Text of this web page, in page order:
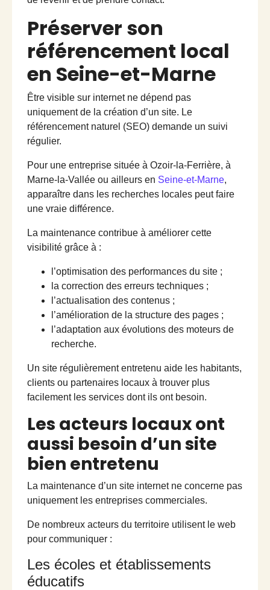
Préserver son
référencement local
en Seine-et-Marne
Être visible sur internet ne dépend pas
uniquement de la création d’un site. Le
référencement naturel (SEO) demande un suivi
régulier.
Pour une entreprise située à Ozoir-la-Ferrière, à
Marne-la-Vallée ou ailleurs en Seine-et-Marne,
apparaître dans les recherches locales peut faire
une vraie différence.
La maintenance contribue à améliorer cette
visibilité grâce à :
l’optimisation des performances du site ;
la correction des erreurs techniques ;
l’actualisation des contenus ;
l’amélioration de la structure des pages ;
l’adaptation aux évolutions des moteurs de
recherche.
Un site régulièrement entretenu aide les habitants,
clients ou partenaires locaux à trouver plus
facilement les services dont ils ont besoin.
Les acteurs locaux ont
aussi besoin d’un site
bien entretenu
La maintenance d’un site internet ne concerne pas
uniquement les entreprises commerciales.
De nombreux acteurs du territoire utilisent le web
pour communiquer :
Les écoles et établissements
éducatifs